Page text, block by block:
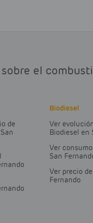
el
de
Biodiesel
Ver
Biodiesel en
Ver
San
Ver precio
Fernando